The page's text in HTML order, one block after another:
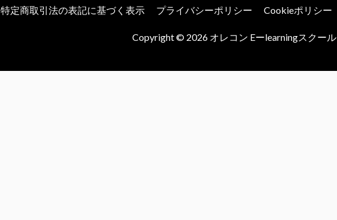
特定商取引法の表記に基づく表示 プライバシーポリシー Cookieポリシー
Copyright © 2026 オレコン Eーlearningスクール